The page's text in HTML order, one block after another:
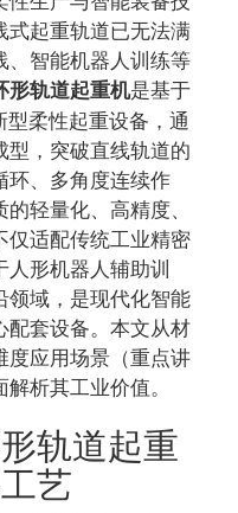
起重轨道已无法满
、智能机器人训练等
形轨道起重机是基于
柔性起重设备，通
，突破直线轨道的
环、多角度连续作
轻量化、高精度、
仅适配传统工业精密
形机器人辅助训
领域，是现代化智能
配套设备。本文从材
度应用场景（重点讲
析其工业价值。
轨道起重
艺